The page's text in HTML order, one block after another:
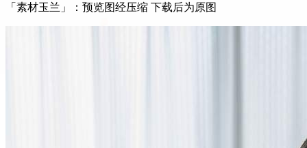
「素材玉兰」：预览图经压缩 下载后为原图